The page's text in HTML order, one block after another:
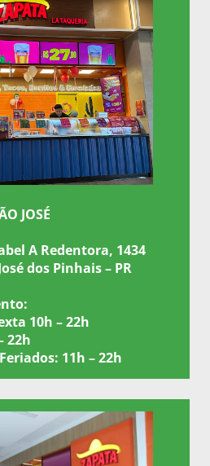
JOSÉ
A Redentora, 1434
dos Pinhais – PR
10h – 22h
22h
11h – 22h